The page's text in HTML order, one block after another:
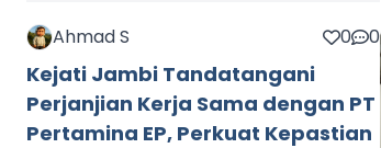
Ahmad S 0 0
Kejati Jambi Tandatangani
Perjanjian Kerja Sama dengan PT
Pertamina EP, Perkuat Kepastian